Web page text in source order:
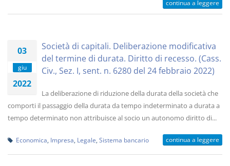
continua a leggere
03
giu
2022
Società di capitali. Deliberazione modificativa
del termine di durata. Diritto di recesso. (Cass.
Civ., Sez. I, sent. n. 6280 del 24 febbraio 2022)
La deliberazione di riduzione della durata della società che
comporti il passaggio della durata da tempo indeterminato a durata a
tempo determinato non attribuisce al socio un autonomo diritto di...
Economica Impresa Legale Sistema bancario continua a leggere